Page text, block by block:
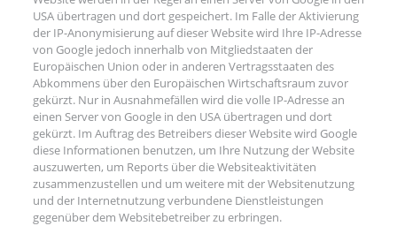
USA übertragen und dort gespeichert. Im Falle der Aktivierung
der IP-Anonymisierung auf dieser Website wird Ihre IP-Adresse
von Google jedoch innerhalb von Mitgliedstaaten der
Europäischen Union oder in anderen Vertragsstaaten des
Abkommens über den Europäischen Wirtschaftsraum zuvor
gekürzt. Nur in Ausnahmefällen wird die volle IP-Adresse an
einen Server von Google in den USA übertragen und dort
gekürzt. Im Auftrag des Betreibers dieser Website wird Google
diese Informationen benutzen, um Ihre Nutzung der Website
auszuwerten, um Reports über die Websiteaktivitäten
zusammenzustellen und um weitere mit der Websitenutzung
und der Internetnutzung verbundene Dienstleistungen
gegenüber dem Websitebetreiber zu erbringen.